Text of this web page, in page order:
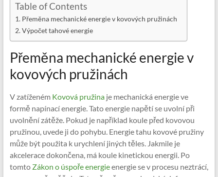
Table of Contents
Přeměna mechanické energie v kovových pružinách
Výpočet tahové energie
Přeměna mechanické energie v
kovových pružinách
V zatíženémKovová pružinaje mechanická energie ve
formě napínací energie. Tato energie napětí se uvolní při
uvolnění zátěže. Pokud je například koule před kovovou
pružinou, uvede ji do pohybu. Energie tahu kovové pružiny
může být použita k urychlení jiných těles. Jakmile je
akcelerace dokončena, má koule kinetickou energii. Po
tomtoZákon o úspoře energieenergie se v procesu neztrácí,